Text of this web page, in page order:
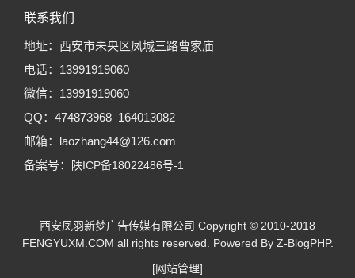
联系我们
地址：西安市未央区凤城三路曹家庙
电话：13991919060
微信：13991919060
QQ：474873968 164013082
邮箱：laozhang44@126.com
备案号：
陕ICP备18022486号-1
西安凤羽新梦广告传媒有限公司 Copyright © 2010-2018
FENGYUXM.COM all rights reserved. Powered By Z-BlogPHP.
[网站管理]